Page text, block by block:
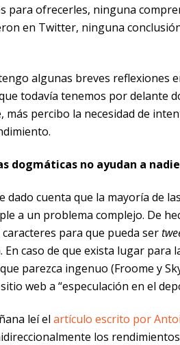
para ofrecerles, ninguna
en Twitter, ninguna
algunas breves reflexiones
todavía tenemos por delante
más percibo la necesidad de
dogmáticas no ayudan a nadie
dado cuenta que la mayoría de
a un problema complejo. De
para que pueda ser
En caso de que exista lugar
parezca ingenuo (Froome y
web a “especulación en el
leí el artículo escrito por
los